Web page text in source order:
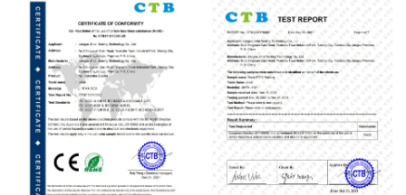
mengadopsi proses manufaktur yang canggih,
pengepakan kami mempertahankan lapisan
pelumasan yang stabil, yang secara efektif
melakukan mitigasiabrasi lengan porosbahkan
selamaputaran berkecepatan tinggi.
Apa keuntungan menggunakan segel yang